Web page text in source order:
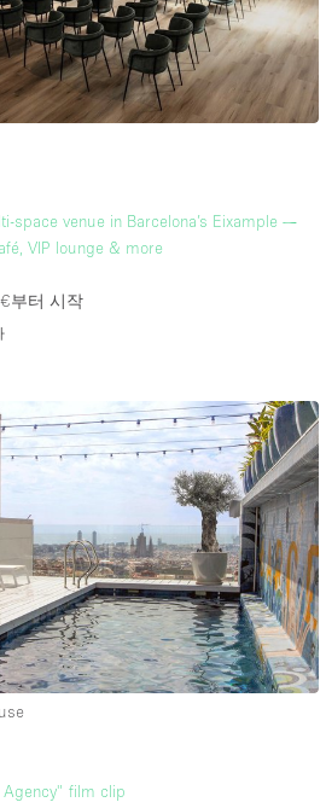
space venue in Barcelona’s Eixample —
VIP lounge & more
부터 시작
Agency" film clip